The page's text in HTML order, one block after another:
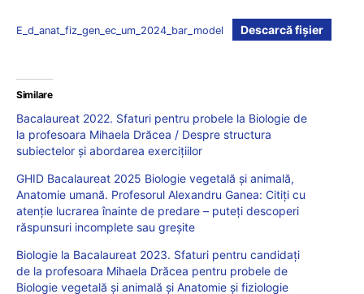
E_d_anat_fiz_gen_ec_um_2024_bar_model Descarcă fișier
Similare
Bacalaureat 2022. Sfaturi pentru probele la Biologie de
la profesoara Mihaela Drăcea / Despre structura
subiectelor și abordarea exercițiilor
GHID Bacalaureat 2025 Biologie vegetală și animală,
Anatomie umană. Profesorul Alexandru Ganea: Citiți cu
atenție lucrarea înainte de predare – puteți descoperi
răspunsuri incomplete sau greșite
Biologie la Bacalaureat 2023. Sfaturi pentru candidați
de la profesoara Mihaela Drăcea pentru probele de
Biologie vegetală și animală și Anatomie și fiziologie